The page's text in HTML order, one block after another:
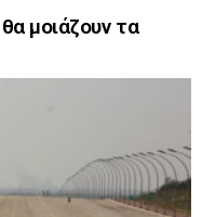
μοιάζουν τα